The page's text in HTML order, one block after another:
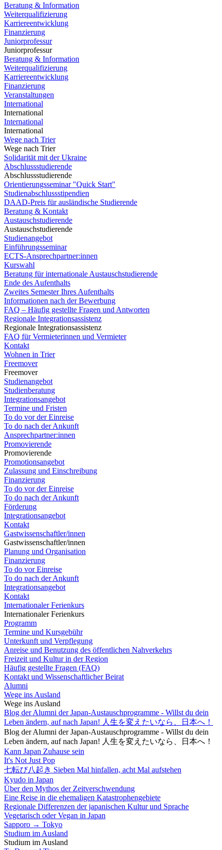
Beratung & Information
Weiterqualifizierung
Karriereentwicklung
Finanzierung
Juniorprofessur
Juniorprofessur
Beratung & Information
Weiterqualifizierung
Karriereentwicklung
Finanzierung
Veranstaltungen
International
International
International
International
Wege nach Trier
Wege nach Trier
Solidarität mit der Ukraine
Abschlussstudierende
Abschlussstudierende
Orientierungsseminar "Quick Start"
Studienabschlussstipendien
DAAD-Preis für ausländische Studierende
Beratung & Kontakt
Austauschstudierende
Austauschstudierende
Studienangebot
Einführungsseminar
ECTS-Ansprechpartner:innen
Kurswahl
Beratung für internationale Austauschstudierende
Ende des Aufenthalts
Zweites Semester Ihres Aufenthalts
Informationen nach der Bewerbung
FAQ – Häufig gestellte Fragen und Antworten
Regionale Integrationsassistenz
Regionale Integrationsassistenz
FAQ für Vermieterinnen und Vermieter
Kontakt
Wohnen in Trier
Freemover
Freemover
Studienangebot
Studienberatung
Integrationsangebot
Termine und Fristen
To do vor der Einreise
To do nach der Ankunft
Ansprechpartner:innen
Promovierende
Promovierende
Promotionsangebot
Zulassung und Einschreibung
Finanzierung
To do vor der Einreise
To do nach der Ankunft
Förderung
Integrationsangebot
Kontakt
Gastwissenschaftler/innen
Gastwissenschaftler/innen
Planung und Organisation
Finanzierung
To do vor Einreise
To do nach der Ankunft
Integrationsangebot
Kontakt
Internationaler Ferienkurs
Internationaler Ferienkurs
Programm
Termine und Kursgebühr
Unterkunft und Verpflegung
Anreise und Benutzung des öffentlichen Nahverkehrs
Freizeit und Kultur in der Region
Häufig gestellte Fragen (FAQ)
Kontakt und Wissenschaftlicher Beirat
Alumni
Wege ins Ausland
Wege ins Ausland
Blog der Alumni der Japan-Austauschprogramme - Willst du dein
Leben ändern, auf nach Japan! 人生を変えたいなら、日本へ！
Blog der Alumni der Japan-Austauschprogramme - Willst du dein
Leben ändern, auf nach Japan! 人生を変えたいなら、日本へ！
Kann Japan Zuhause sein
It's Not Just Pop
七転び八起き Sieben Mal hinfallen, acht Mal aufstehen
Kyudo in Japan
Über den Mythos der Zeitverschwendung
Eine Reise in die ehemaligen Katastrophengebiete
Regionale Differenzen der japanischen Kultur und Sprache
Vegetarisch oder Vegan in Japan
Sapporo → Tokyo
Studium im Ausland
Studium im Ausland